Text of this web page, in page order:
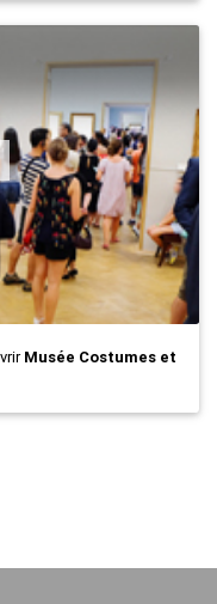
Musée Costumes et